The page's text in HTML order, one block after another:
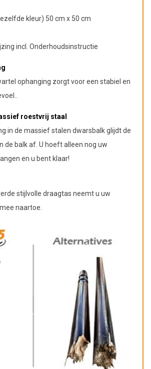
kleur) 50 cm x 50 cm
incl. Onderhoudsinstructie
ophanging zorgt voor een stabiel en
roestvrij staal
in de massief stalen dwarsbalk glijdt de
de balk af. U hoeft alleen nog uw
en u bent klaar!
stijlvolle draagtas neemt u uw
naartoe.